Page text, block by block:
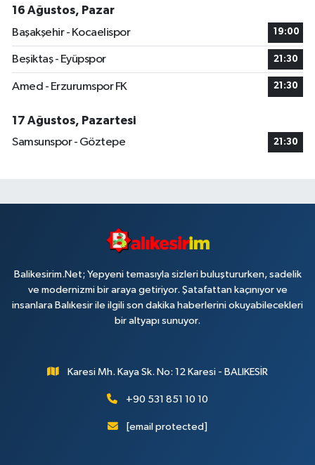
16 Ağustos, Pazar
Başakşehir - Kocaelispor
19:00
Beşiktaş - Eyüpspor 21:30
Amed - Erzurumspor FK 21:30
17 Ağustos, Pazartesi
Samsunspor - Göztepe
21:30
Balikesirim.Net; Yepyeni temasıyla sizleri buluştururken, sadelik
ve modernizmi bir araya getiriyor. Şatafattan kaçınıyor ve
insanlara Balıkesir ile ilgili son dakika haberlerini okuyabilecekleri
bir altyapı sunuyor.
Karesi Mh. Kaya Sk. No: 12 Karesi - BALIKESİR
+90 531 851 10 10
[email protected]